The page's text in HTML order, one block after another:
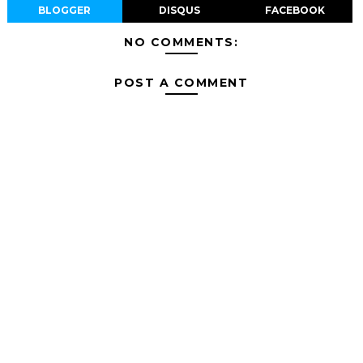
BLOGGER DISQUS FACEBOOK
NO COMMENTS:
POST A COMMENT